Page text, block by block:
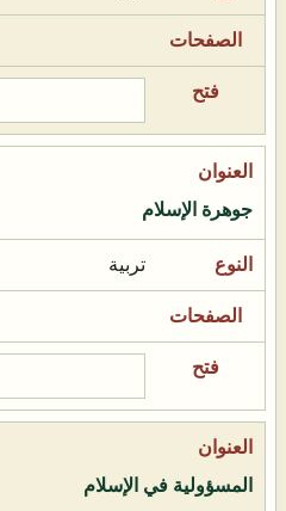
جوهرة الإسلام
تربية
المسؤولية في الإسلام